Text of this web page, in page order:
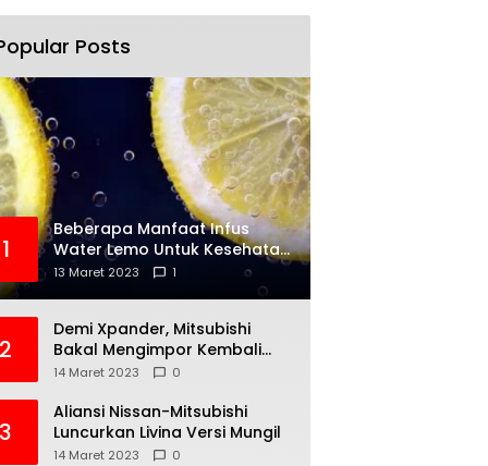
Posts
1
Beberapa Manfaat Infus
Water Lemo Untuk Kesehatan
Anda
13 Maret 2023 1
2
Demi Xpander, Mitsubishi
Bakal Mengimpor Kembali
Pajero Sport
14 Maret 2023 0
3
Aliansi Nissan-Mitsubishi
Luncurkan Livina Versi Mungil
14 Maret 2023 0